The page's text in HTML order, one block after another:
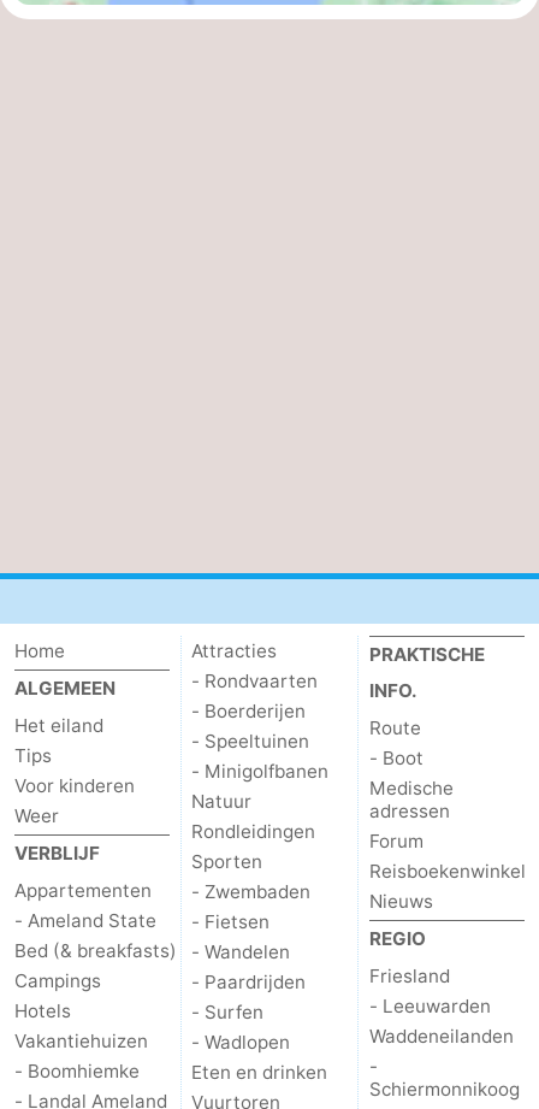
Home
ALGEMEEN
Het eiland
Tips
Voor kinderen
Weer
VERBLIJF
Appartementen
- Ameland State
Bed (& breakfasts)
Campings
Hotels
Vakantiehuizen
- Boomhiemke
- Landal Ameland
Attracties
- Rondvaarten
- Boerderijen
- Speeltuinen
- Minigolfbanen
Natuur
Rondleidingen
Sporten
- Zwembaden
- Fietsen
- Wandelen
- Paardrijden
- Surfen
- Wadlopen
Eten en drinken
Vuurtoren
PRAKTISCHE
INFO.
Route
- Boot
Medische
adressen
Forum
Reisboekenwinkel
Nieuws
REGIO
Friesland
- Leeuwarden
Waddeneilanden
-
Schiermonnikoog